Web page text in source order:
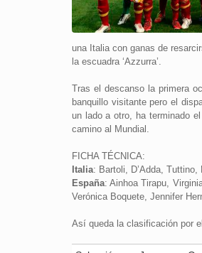
una Italia con ganas de
la escuadra ‘Azzurra’.
Tras el descanso la primera
banquillo visitante pero el
un lado a otro, ha terminado
camino al Mundial.
FICHA TÉCNICA:
Italia: Bartoli, D’Adda,
España: Ainhoa Tirapu,
Verónica Boquete, Jennifer
Así queda la clasificación por